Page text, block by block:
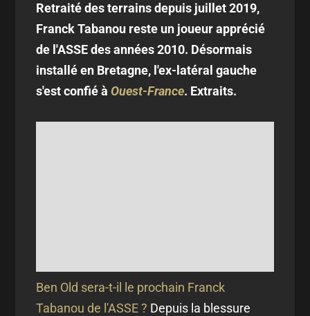
Retraité des terrains depuis juillet 2019,
Franck Tabanou reste un joueur apprécié
de l'ASSE des années 2010. Désormais
installé en Bretagne, l'ex-latéral gauche
s'est confié à Ouest-France. Extraits.
Ben Old sera-t-il le prochain Franck
Tabanou de l'ASSE ? Depuis la blessure